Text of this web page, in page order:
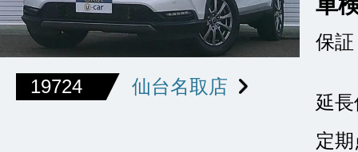
19724 仙台名取店
車
保証
延
定